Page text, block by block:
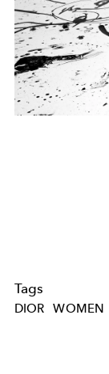
Tags
DIOR WOMEN